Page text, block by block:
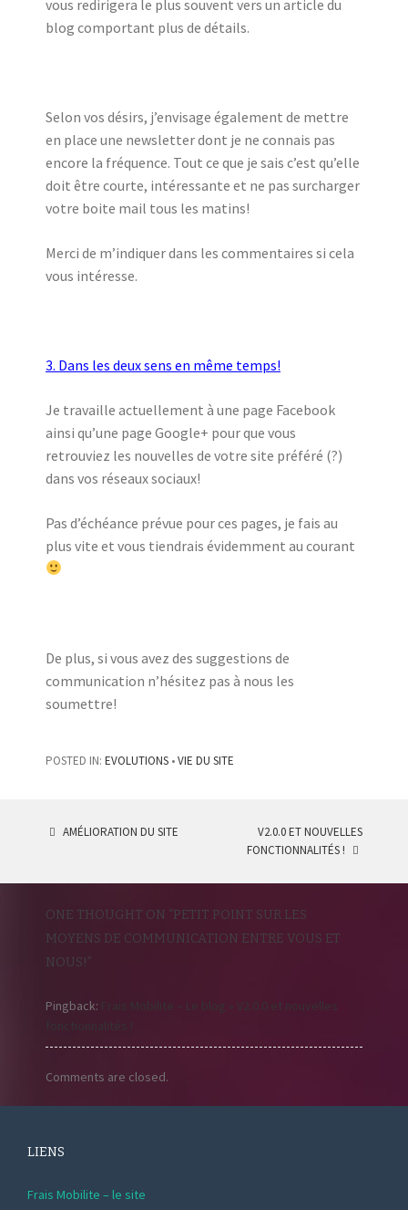
vous redirigera le plus souvent vers un article du
blog comportant plus de détails.
Selon vos désirs, j’envisage également de mettre
en place une newsletter dont je ne connais pas
encore la fréquence. Tout ce que je sais c’est qu’elle
doit être courte, intéressante et ne pas surcharger
votre boite mail tous les matins!
Merci de m’indiquer dans les commentaires si cela
vous intéresse.
3. Dans les deux sens en même temps!
Je travaille actuellement à une page Facebook
ainsi qu’une page Google+ pour que vous
retrouviez les nouvelles de votre site préféré (?)
dans vos réseaux sociaux!
Pas d’échéance prévue pour ces pages, je fais au
plus vite et vous tiendrais évidemment au courant
De plus, si vous avez des suggestions de
communication n’hésitez pas à nous les
soumettre!
POSTED IN: EVOLUTIONS •VIE DU SITE
POST
NAVIGATION
AMÉLIORATION DU SITE
V2.0.0 ET NOUVELLES
FONCTIONNALITÉS !
ONE THOUGHT ON “PETIT POINT SUR LES
MOYENS DE COMMUNICATION ENTRE VOUS ET
NOUS!”
Pingback: Frais Mobilite – Le blog » V2.0.0 et nouvelles
fonctionnalités !
Comments are closed.
LIENS
Frais Mobilite – le site